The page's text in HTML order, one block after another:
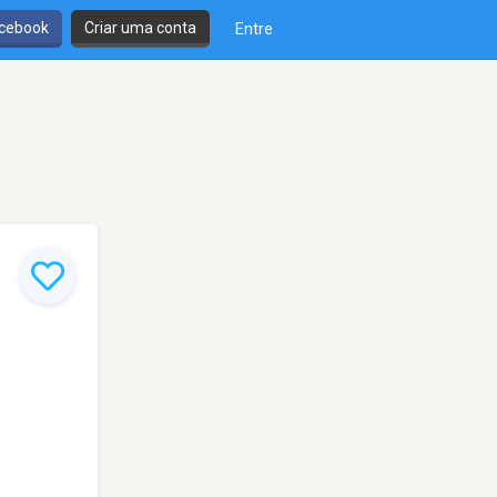
Criar uma conta Entre